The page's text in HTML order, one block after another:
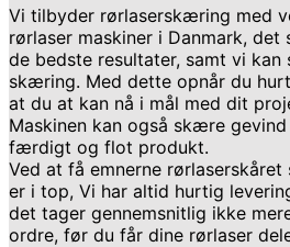
Vi tilbyder rørlaserskæring med
rørlaser maskiner i Danmark, det
de bedste resultater, samt vi
skæring. Med dette opnår du
at du at kan nå i mål med dit
Maskinen kan også skære
færdigt og flot produkt.
Ved at få emnerne
er i top, Vi har altid hurtig
det tager gennemsnitlig ikke
ordre, før du får dine rørlaser